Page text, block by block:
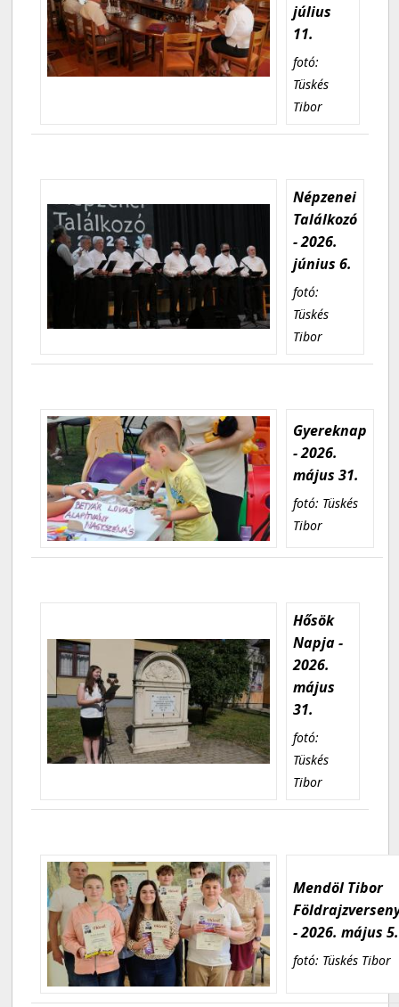
július
11.
fotó:
Tüskés
Tibor
Népzenei
Találkozó
- 2026.
június 6.
fotó:
Tüskés
Tibor
Gyereknap
- 2026.
május 31.
fotó: Tüskés
Tibor
Hősök
Napja -
2026.
május
31.
fotó:
Tüskés
Tibor
Mendöl Tibor
- 2026. május 5.
fotó: Tüskés Tibor